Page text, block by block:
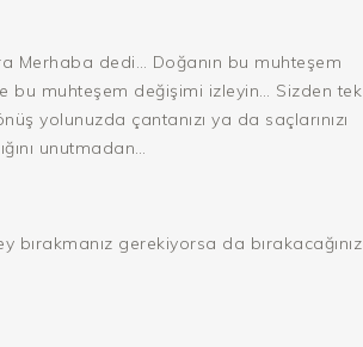
Merhaba dedi… Doğanın bu muhteşem
bu muhteşem değişimi izleyin… Sizden tek
yolunuzda çantanızı ya da saçlarınızı
unutmadan…
bırakmanız gerekiyorsa da bırakacağınız